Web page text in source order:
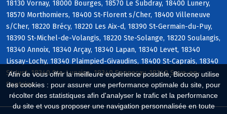
Afin de vous offrir la meilleure expérience possible, Biocoop utilise
des cookies : pour assurer une performance optimale du site, pour
récolter des statistiques afin d'analyser le trafic et la performance
du site et vous proposer une navigation personnalisée en toute
18130 Vornay, 18000 Bourges, 18570 Le Subdray, 18400 Lunery,
18570 Morthomiers, 18400 St-Florent s/Cher, 18400 Villeneuve
s/Cher, 18220 Brécy, 18220 Les Aix-d, 18390 St-Germain-du-Puy,
18390 St-Michel-de-Volangis, 18220 Ste-Solange, 18220 Soulangis,
18340 Annoix, 18340 Arçay, 18340 Lapan, 18340 Levet, 18340
Lissay-Lochy, 18340 Plaimpied-Givaudins, 18400 St-Caprais, 18340
St-Just, 18340 Ste-Lunaise, 18340 Senneçay, 18340 Soye-en-
Septaine